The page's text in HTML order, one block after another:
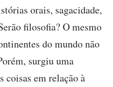
orais, sagacidade,
filosofia? O mesmo
do mundo não
surgiu uma
coisas em relação à